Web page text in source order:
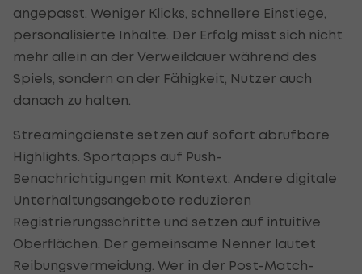
angepasst. Weniger Klicks, schnellere Einstiege,
personalisierte Inhalte. Der Erfolg misst sich nicht
mehr allein an der Verweildauer während des
Spiels, sondern an der Fähigkeit, Nutzer auch
danach zu halten.
Streamingdienste setzen auf sofort abrufbare
Highlights. Sportapps auf Push-
Benachrichtigungen mit Kontext. Andere digitale
Unterhaltungsangebote reduzieren
Registrierungsschritte und setzen auf intuitive
Oberflächen. Der gemeinsame Nenner lautet
Reibungsvermeidung. Wer in der Post-Match-